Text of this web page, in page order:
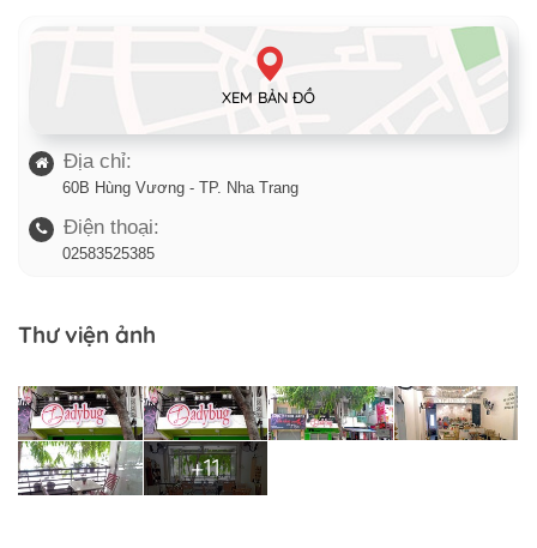
XEM BẢN ĐỒ
Địa chỉ:
60B Hùng Vương - TP. Nha Trang
Điện thoại:
02583525385
Thư viện ảnh
+11